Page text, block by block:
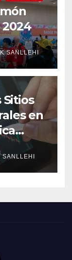
SANLLEHI
en
SANLLEHI